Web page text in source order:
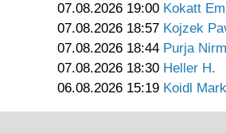
07.08.2026 19:00 Kokatt
07.08.2026 18:57 Kojzek
07.08.2026 18:44 Purja
07.08.2026 18:30 Heller H.
06.08.2026 15:19 Koidl